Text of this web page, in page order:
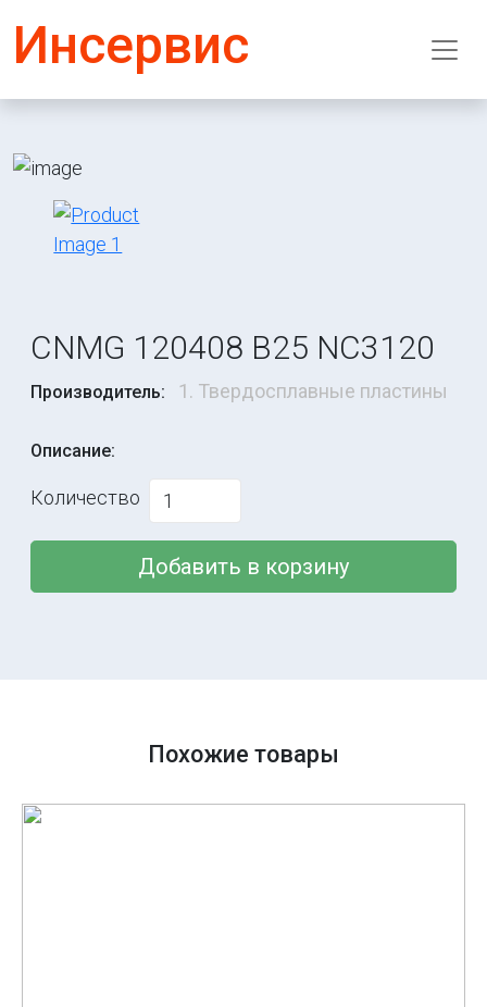
Инсервис
CNMG 120408 B25 NC3120
Производитель: 1. Твердосплавные пластины
Описание:
Количество
Добавить в корзину
Похожие товары